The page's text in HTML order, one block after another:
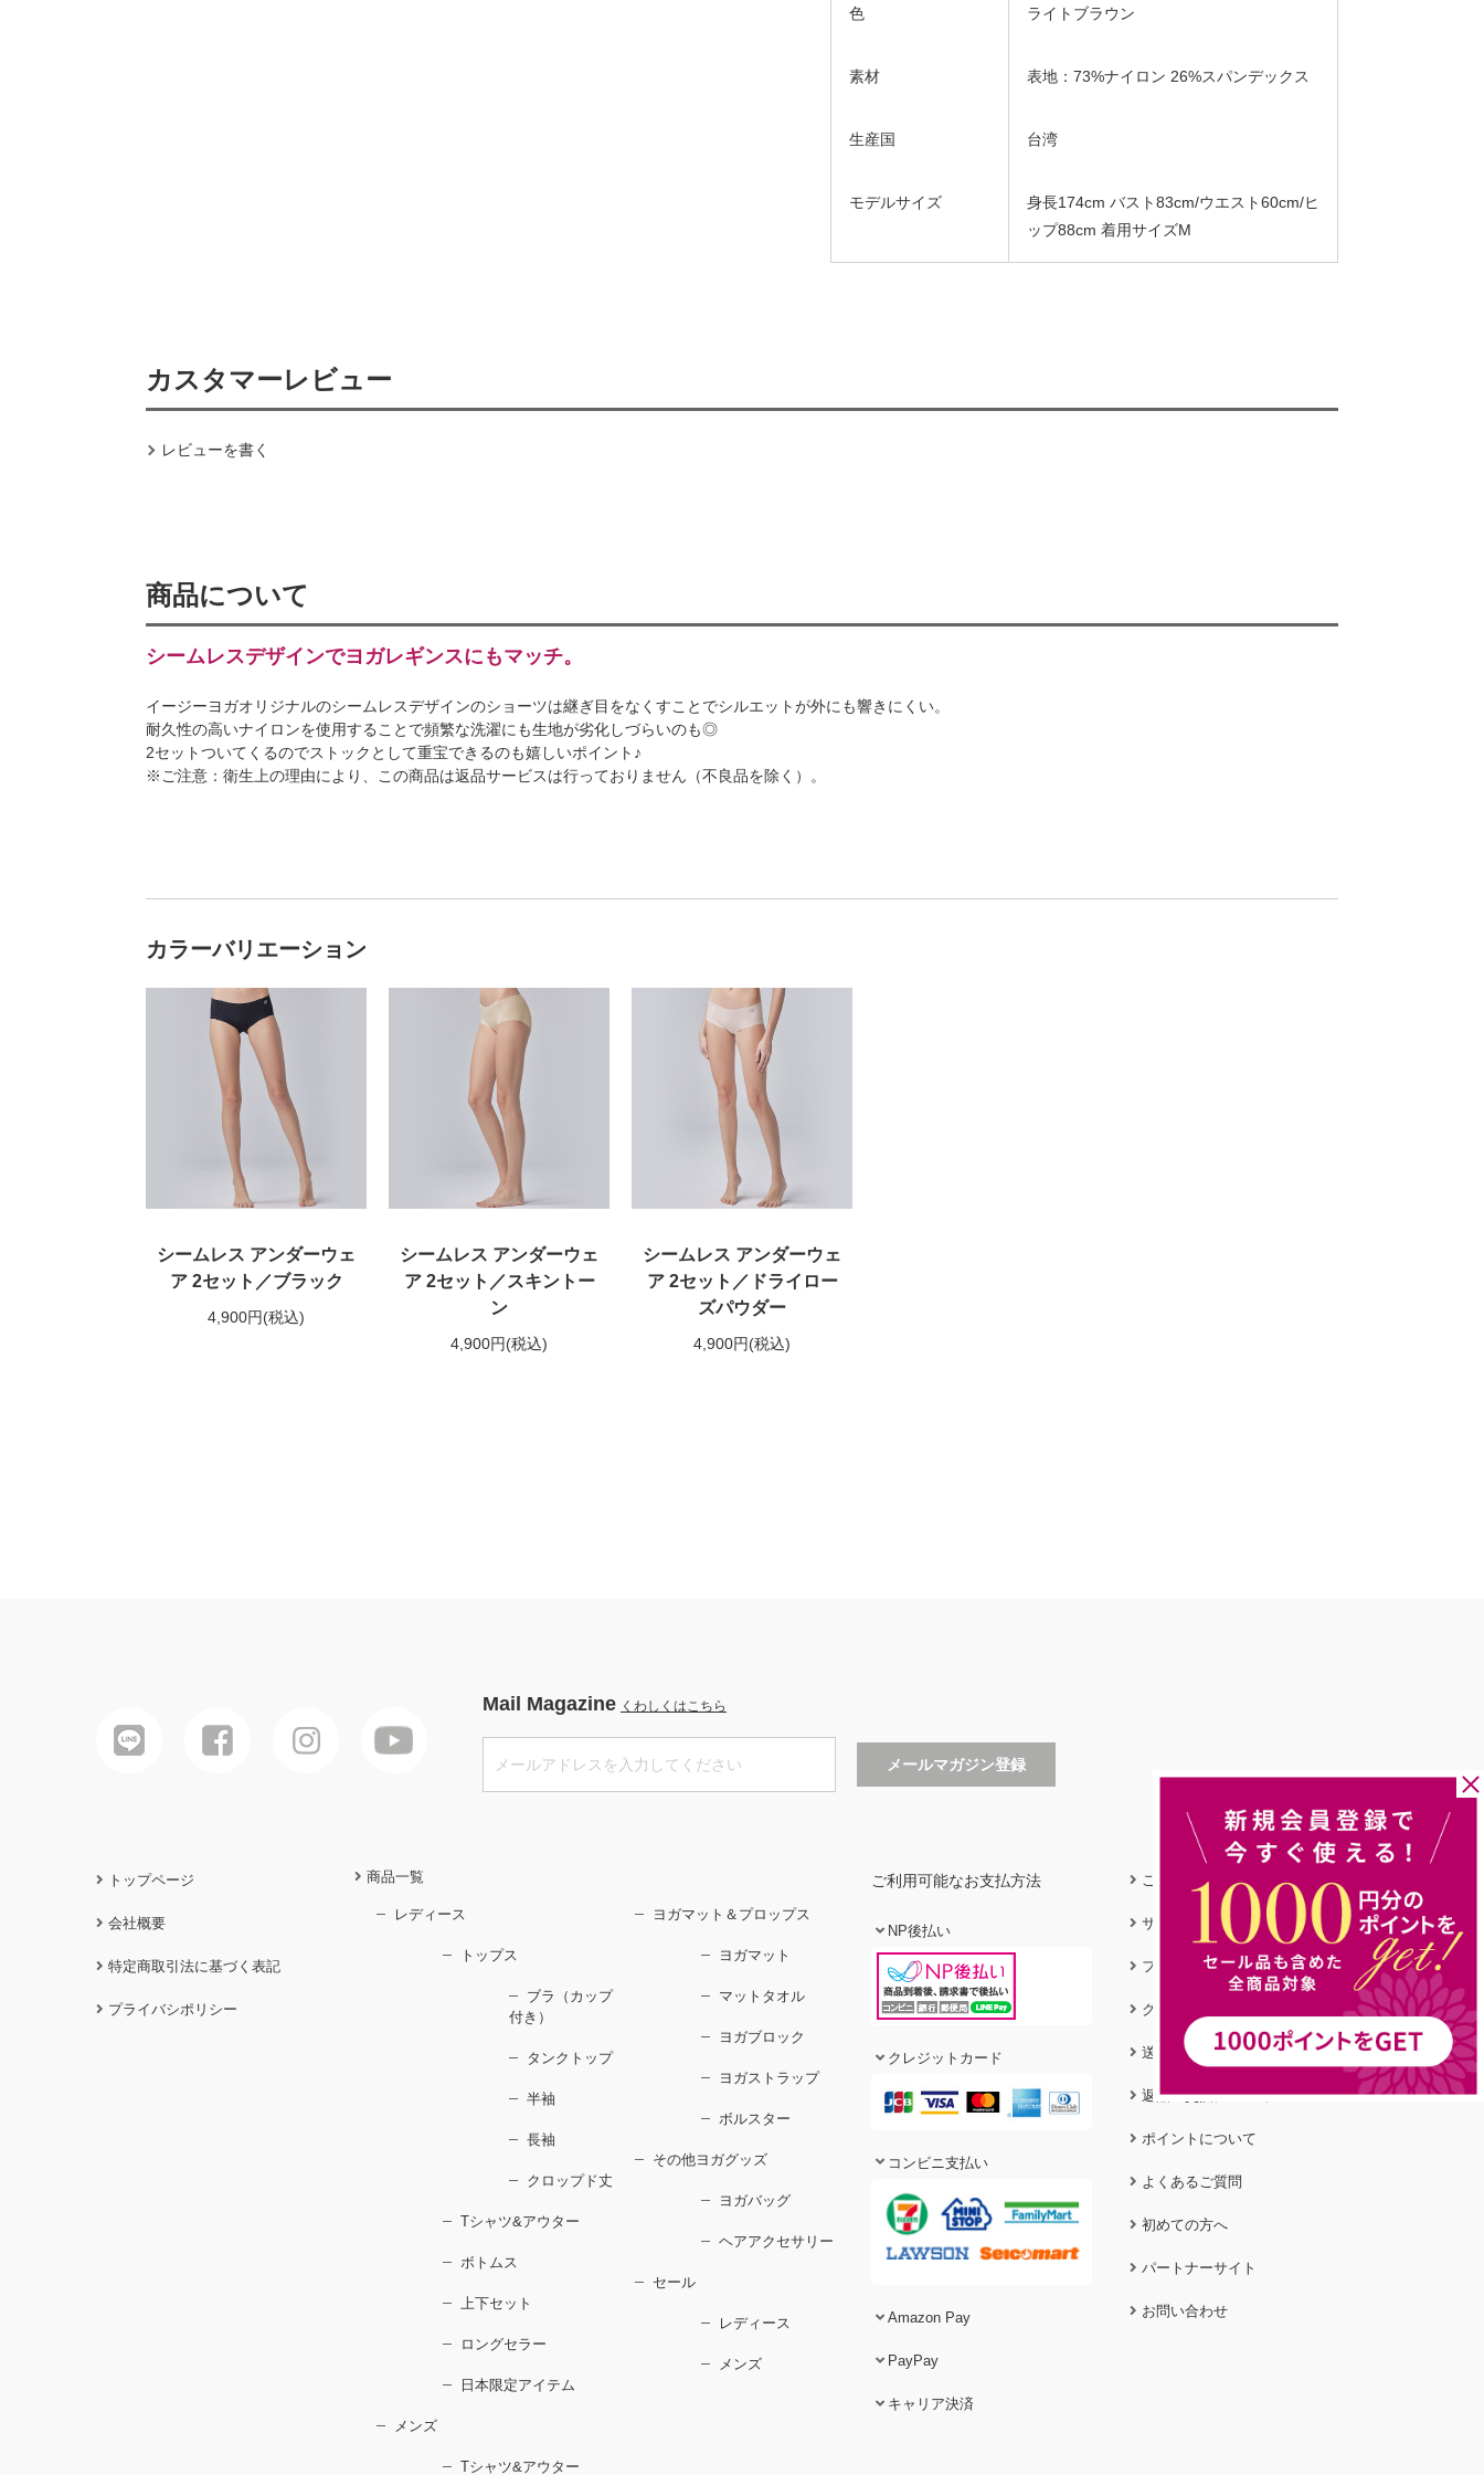
色 ライトブラウン
素材 表地：73%ナイロン 26%スパンデックス
生産国 台湾
モデルサイズ
身長174cm バスト83cm/ウエスト60cm/ヒ
ップ88cm 着用サイズM
カスタマーレビュー
レビューを書く
商品について
シームレスデザインでヨガレギンスにもマッチ。
イージーヨガオリジナルのシームレスデザインのショーツは継ぎ目をなくすことでシルエットが外にも響きにくい。
耐久性の高いナイロンを使用することで頻繁な洗濯にも生地が劣化しづらいのも◎
2セットついてくるのでストックとして重宝できるのも嬉しいポイント♪
※ご注意：衛生上の理由により、この商品は返品サービスは行っておりません（不良品を除く）。
カラーバリエーション
シームレス アンダーウェ
ア 2セット／ブラック
4,900円(税込)
シームレス アンダーウェ
ア 2セット／スキントー
ン
4,900円(税込)
シームレス アンダーウェ
ア 2セット／ドライロー
ズパウダー
4,900円(税込)
Mail Magazine くわしくはこちら
トップページ
会社概要
特定商取引法に基づく表記
プライバシポリシー
商品一覧
レディース
トップス
ブラ（カップ
付き）
タンクトップ
半袖
長袖
クロップド丈
Tシャツ&アウター
ボトムス
上下セット
ロングセラー
日本限定アイテム
メンズ
Tシャツ&アウター
ヨガマット＆プロップス
ヨガマット
マットタオル
ヨガブロック
ヨガストラップ
ボルスター
その他ヨガグッズ
ヨガバッグ
ヘアアクセサリー
セール
レディース
メンズ
ご利用可能なお支払方法
NP後払い
クレジットカード
コンビニ支払い
Amazon Pay
PayPay
キャリア決済
ご利用ガイド
サイズガイド
フィットガイド
クリーニング＆ケア
送料&お支払い方法
返品・交換について
ポイントについて
よくあるご質問
初めての方へ
パートナーサイト
お問い合わせ